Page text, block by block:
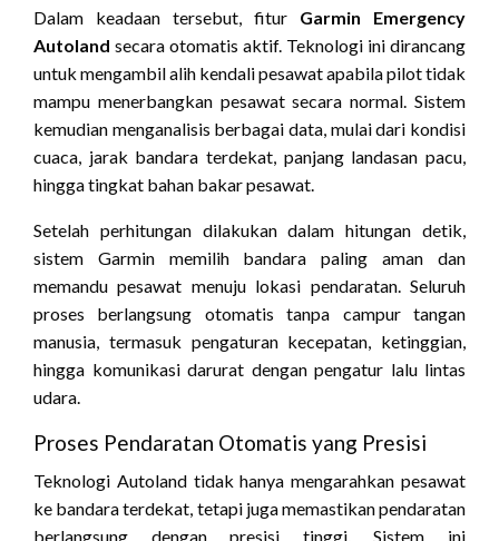
Dalam keadaan tersebut, fitur Garmin Emergency
Autoland secara otomatis aktif. Teknologi ini dirancang
untuk mengambil alih kendali pesawat apabila pilot tidak
mampu menerbangkan pesawat secara normal. Sistem
kemudian menganalisis berbagai data, mulai dari kondisi
cuaca, jarak bandara terdekat, panjang landasan pacu,
hingga tingkat bahan bakar pesawat.
Setelah perhitungan dilakukan dalam hitungan detik,
sistem Garmin memilih bandara paling aman dan
memandu pesawat menuju lokasi pendaratan. Seluruh
proses berlangsung otomatis tanpa campur tangan
manusia, termasuk pengaturan kecepatan, ketinggian,
hingga komunikasi darurat dengan pengatur lalu lintas
udara.
Proses Pendaratan Otomatis yang Presisi
Teknologi Autoland tidak hanya mengarahkan pesawat
ke bandara terdekat, tetapi juga memastikan pendaratan
berlangsung dengan presisi tinggi. Sistem ini